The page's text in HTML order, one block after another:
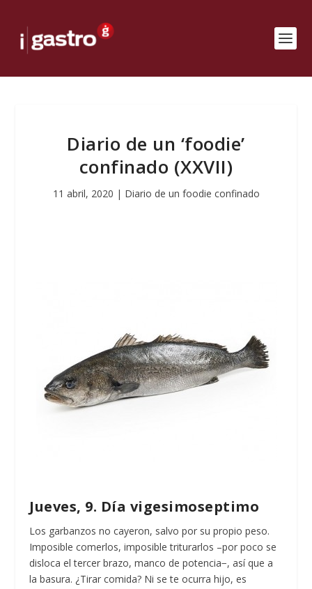
Diario de un ‘foodie’
confinado (XXVII)
11 abril, 2020 | Diario de un foodie confinado
Jueves, 9. Día vigesimoseptimo
Los garbanzos no cayeron, salvo por su propio peso.
Imposible comerlos, imposible triturarlos –por poco se
disloca el tercer brazo, manco de potencia−, así que a
la basura. ¿Tirar comida? Ni se te ocurra hijo, es